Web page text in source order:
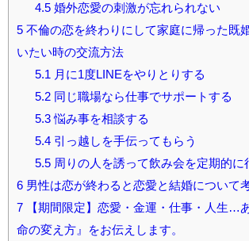
4.5婚外恋愛の刺激が忘れられない
5 不倫の恋を終わりにして家庭に帰った既
いたい時の交流方法
5.1 月に1度LINEをやりとりする
5.2同じ職場なら仕事でサポートする
5.3悩み事を相談する
5.4引っ越しを手伝ってもらう
5.5周りの人を誘って飲み会を定期的に
6 男性は恋が終わると恋愛と結婚について
7 【期間限定】恋愛・金運・仕事・人生…
命の変え方』をお伝えします。